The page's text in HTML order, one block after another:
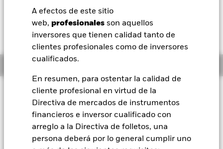
A efectos de este sitio
web, profesionales son aquellos
inversores que tienen calidad tanto de
clientes profesionales como de inversores
cualificados.
En resumen, para ostentar la calidad de
cliente profesional en virtud de la
Directiva de mercados de instrumentos
financieros e inversor cualificado con
arreglo a la Directiva de folletos, una
persona deberá por lo general cumplir uno
BlackRock
iShares
Nuestra compañía
Filosofía de inversión
El Fondo US Dollar Short Duration Bond busca maximizar los
beneficios totales. El Fondo invierte un mínimo del 80 % de
sus activos totales en valores transferibles de renta fija con
calificación crediticia. Al menos un 70 % de los activos
totales del fondo se invierte en valores transferibles de renta